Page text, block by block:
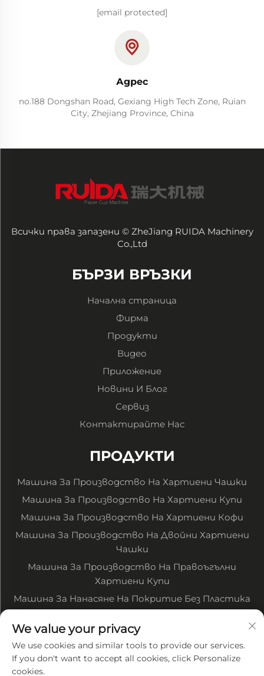
[email protected]
Адрес
no.188 Dongshan Road, Gexiang High Tech Zone, Ruian
City, Zhejiang Province, China
Всички права запазени © ZheJiang RUIDA Machinery
Co.,Ltd
БЪРЗИ ВРЪЗКИ
Начална страница
Фирма
Продукти
Видео
Приложение
Новини И Блог
Сервиз
Контактирайте Нас
ПРОДУКТИ
Машина За Производство На Хартиени Чашки
Машина За Производство На Хартиени Купи
Машина За Производство На Хартиени Кофи
Машина За Производство На Двойни Хартиени
Чашки
Машина За Производство На Правоъгълни
Хартиени Купи
Машина За Нанасяне На Покритие Без Пластика
Машина За Рязане На Хартия В Рулони
Други Свързани Машини
We value your privacy
We use cookies and similar tools to provide our services.
If you don't want to accept all cookies, click Personalize
cookies.